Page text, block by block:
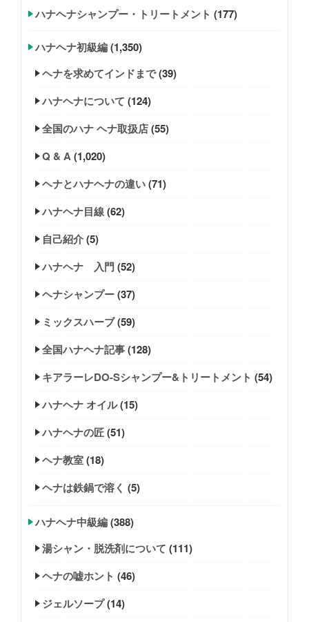
ハナヘナシャンプー・トリートメント (177)
ハナヘナ初級編(1,350)
ヘナを求めてインドまで(39)
ハナヘナについて (124)
全国のハナ ヘナ取扱店(55)
Q & A(1,020)
ヘナとハナヘナの違い(71)
ハナヘナ目線(62)
自己紹介(5)
ハナヘナ 入門(52)
ヘナシャンプー(37)
ミックスハーブ(59)
全国ハナヘナ記事(128)
キアラーレDO-Sシャンプー&トリートメント (54)
ハナヘナ オイル(15)
ハナヘナの匠(51)
ヘナ教室(18)
ヘナは鉄鍋で溶く (5)
ハナヘナ中級編(388)
湯シャン・脱洗剤について (111)
ヘナの嘘ホント (46)
ジェルソープ(14)